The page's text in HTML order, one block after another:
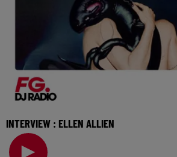
INTERVIEW : ELLEN ALLIEN
Figure incontestable de la techno
vient nous présenter son nouvel album